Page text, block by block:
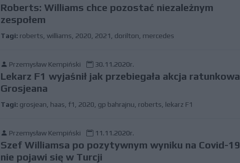
Roberts: Williams chce pozostać niezależnym
zespołem
Tagi: roberts williams 2020 2021 dorilton mercedes
Przemysław Kempiński 30.11.2020r.
Lekarz F1 wyjaśnił jak przebiegała akcja ratunkowa
Grosjeana
Tagi: grosjean haas f1 2020 gp bahrajnu roberts lekarz F1
Przemysław Kempiński 11.11.2020r.
Szef Williamsa po pozytywnym wyniku na Covid-19
nie pojawi się w Turcji